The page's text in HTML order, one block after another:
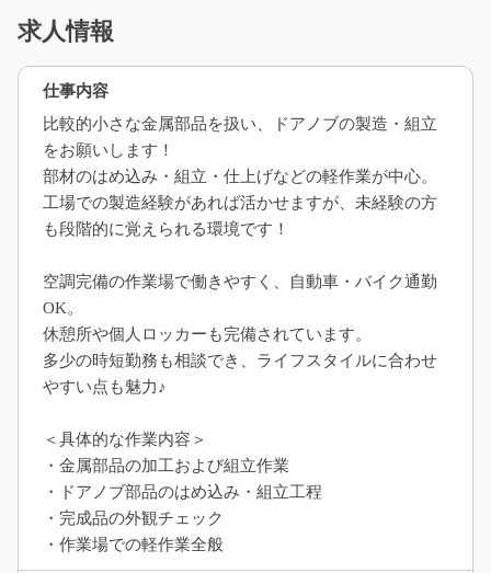
求人情報
仕事内容
比較的小さな金属部品を扱い、ドアノブの製造・組立
をお願いします！
部材のはめ込み・組立・仕上げなどの軽作業が中心。
工場での製造経験があれば活かせますが、未経験の方
も段階的に覚えられる環境です！
空調完備の作業場で働きやすく、自動車・バイク通勤
OK。
休憩所や個人ロッカーも完備されています。
多少の時短勤務も相談でき、ライフスタイルに合わせ
やすい点も魅力♪
＜具体的な作業内容＞
・金属部品の加工および組立作業
・ドアノブ部品のはめ込み・組立工程
・完成品の外観チェック
・作業場での軽作業全般